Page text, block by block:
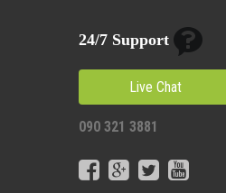
24/7 Support
Live Chat
090 321 3881